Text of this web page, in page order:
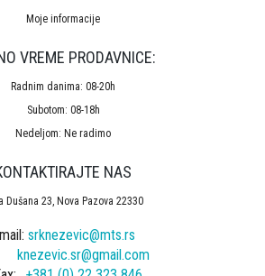
Moje informacije
VREME PRODAVNICE:
Radnim danima: 08-20h
Subotom: 08-18h
Nedeljom: Ne radimo
NAS
Dušana 23, Nova Pazova 22330
srknezevic@mts.rs
knezevic.sr@gmail.com